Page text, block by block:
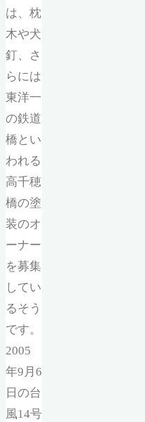
は、枕
木や犬
釘、さ
らには
東洋一
の鉄道
橋とい
われる
高千穂
橋の塗
装のオ
ーナー
を募集
してい
るそう
です。
2005
年9月6
日の台
風14号